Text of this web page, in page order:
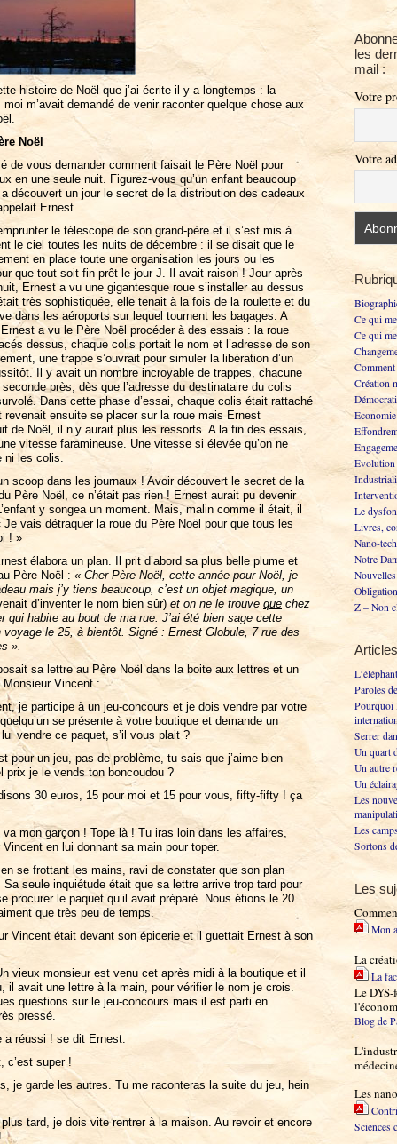
histoire de Noël que j’ai écrite il y a longtemps : la
m’avait demandé de venir raconter quelque chose aux
Noël
de vous demander comment faisait le Père Noël pour
en une seule nuit. Figurez-vous qu’un enfant beaucoup
découvert un jour le secret de la distribution des cadeaux
Ernest.
le télescope de son grand-père et il s’est mis à
le ciel toutes les nuits de décembre : il se disait que le
en place toute une organisation les jours ou les
que tout soit fin prêt le jour J. Il avait raison ! Jour après
Ernest a vu une gigantesque roue s’installer au dessus
très sophistiquée, elle tenait à la fois de la roulette et du
dans les aéroports sur lequel tournent les bagages. A
a vu le Père Noël procéder à des essais : la roue
dessus, chaque colis portait le nom et l’adresse de son
une trappe s’ouvrait pour simuler la libération d’un
Il y avait un nombre incroyable de trappes, chacune
près, dès que l’adresse du destinataire du colis
Dans cette phase d’essai, chaque colis était rattaché
revenait ensuite se placer sur la roue mais Ernest
de Noël, il n’y aurait plus les ressorts. A la fin des essais,
vitesse faramineuse. Une vitesse si élevée qu’on ne
ni les colis.
scoop dans les journaux ! Avoir découvert le secret de la
Père Noël, ce n’était pas rien ! Ernest aurait pu devenir
y songea un moment. Mais, malin comme il était, il
vais détraquer la roue du Père Noël pour que tous les
! »
élabora un plan. Il prit d’abord sa plus belle plume et
Père Noël : « Cher Père Noël, cette année pour Noël, je
mais j’y tiens beaucoup, c’est un objet magique, un
d’inventer le nom bien sûr) et on ne le trouve que chez
qui habite au bout de ma rue. J’ai été bien sage cette
le 25, à bientôt. Signé : Ernest Globule, 7 rue des
».
sa lettre au Père Noël dans la boite aux lettres et un
Vincent :
je participe à un jeu-concours et je dois vendre par votre
se présente à votre boutique et demande un
vendre ce paquet, s’il vous plait ?
pour un jeu, pas de problème, tu sais que j’aime bien
prix je le vends ton boncoudou ?
30 euros, 15 pour moi et 15 pour vous, fifty-fifty ! ça
mon garçon ! Tope là ! Tu iras loin dans les affaires,
en lui donnant sa main pour toper.
se frottant les mains, ravi de constater que son plan
seule inquiétude était que sa lettre arrive trop tard pour
procurer le paquet qu’il avait préparé. Nous étions le 20
que très peu de temps.
Vincent était devant son épicerie et il guettait Ernest à son
vieux monsieur est venu cet après midi à la boutique et il
il avait une lettre à la main, pour vérifier le nom je crois.
questions sur le jeu-concours mais il est parti en
pressé.
a réussi ! se dit Ernest.
c’est super !
je garde les autres. Tu me raconteras la suite du jeu, hein
tard, je dois vite rentrer à la maison. Au revoir et encore
les
mail :
Votre
Votre
Ce qui
Ce qui
Création
Evolution
Le
Livres,
Nano-
Notre
Z – Non
Paroles
Pourquoi
Serrer
Un quart
Un autre
Un
Les
Les
Sortons
Les
Mon
La
La
Le
Blog de
Les
Sciences